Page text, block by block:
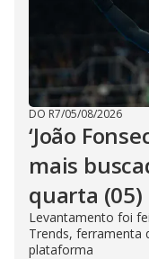
DO R7/05/08/2026
‘João
mais
quarta (05)
Levantamento foi
Trends, ferramenta
plataforma